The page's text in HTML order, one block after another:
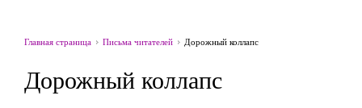
Главная страница Письма читателей Дорожный коллапс
Дорожный коллапс